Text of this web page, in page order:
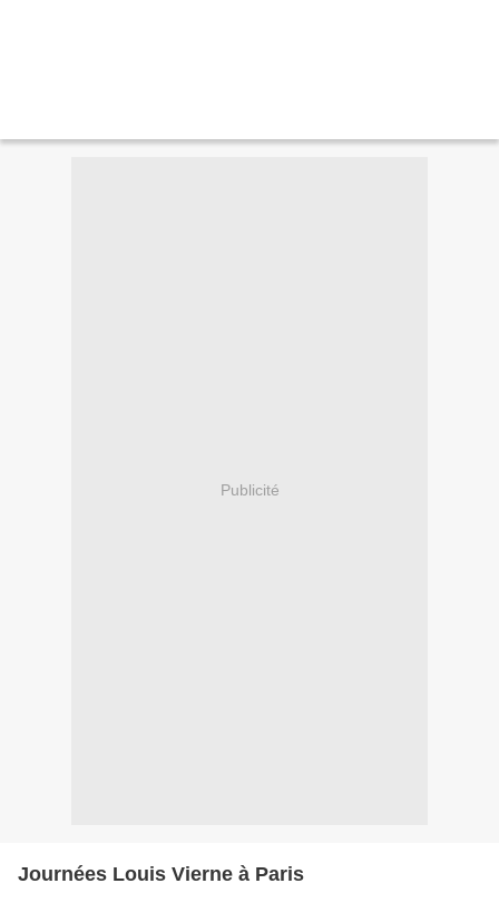
Publicité
Journées Louis Vierne à Paris